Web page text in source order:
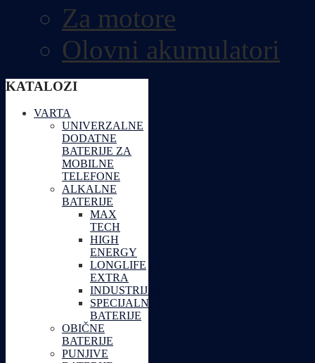
Za motore
Olovni akumulatori
KATALOZI
VARTA
UNIVERZALNE
DODATNE
BATERIJE ZA
MOBILNE
TELEFONE
ALKALNE
BATERIJE
MAX
TECH
HIGH
ENERGY
LONGLIFE
EXTRA
INDUSTRIJAL
SPECIJALNE
BATERIJE
OBIČNE
BATERIJE
PUNJIVE